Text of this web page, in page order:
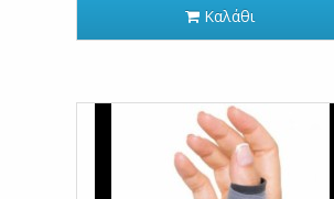
Καλάθι